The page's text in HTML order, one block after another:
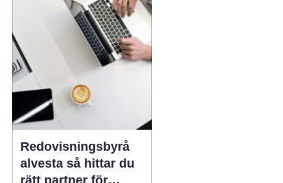
Redovisningsbyrå
alvesta så hittar du
rätt partner för